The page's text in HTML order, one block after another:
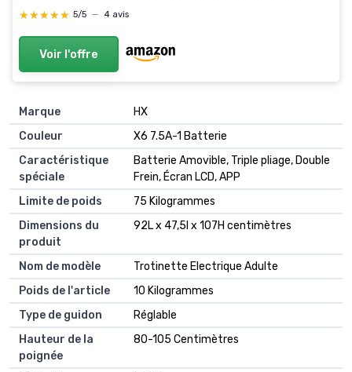
Autonomie 15-40Km, Double Freinage,APP Rouge
★★★★★
★★★★★ 5/5 — 4 avis
Voir l'offre
Marque
HX
Couleur
X6 7.5A-1 Batterie
Caractéristique
spéciale
Batterie Amovible, Triple pliage, Double
Frein, Écran LCD, APP
Limite de poids
75 Kilogrammes
Dimensions du
produit
92L x 47,5l x 107H centimètres
Nom de modèle
Trotinette Electrique Adulte
Poids de l'article
10 Kilogrammes
Type de guidon
Réglable
Hauteur de la
poignée
80-105 Centimètres